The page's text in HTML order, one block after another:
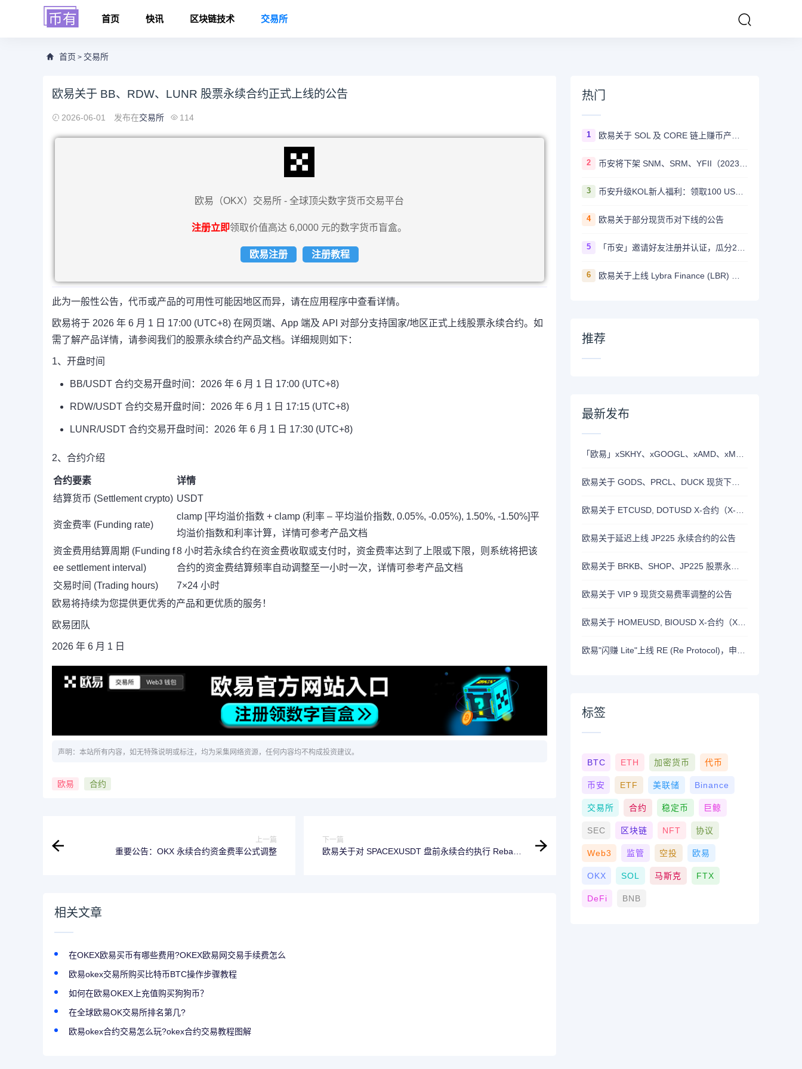
首页 快讯 区块链技术 交易所
首页 > 交易所
欧易关于 BB、RDW、LUNR 股票永续合约正式上线的公告
2026-06-01 发布在交易所 114
欧易（OKX）交易所 - 全球顶尖数字货币交易平台
注册立即领取价值高达 6,0000 元的数字货币盲盒。
欧易注册 注册教程
此为一般性公告，代币或产品的可用性可能因地区而异，请在应用程序中查看详情。
欧易将于 2026 年 6 月 1 日 17:00 (UTC+8) 在网页端、App 端及 API 对部分支持国家/地区正式上线股票永续合约。如
需了解产品详情，请参阅我们的股票永续合约产品文档。详细规则如下：
1、开盘时间
BB/USDT 合约交易开盘时间：2026 年 6 月 1 日 17:00 (UTC+8)
RDW/USDT 合约交易开盘时间：2026 年 6 月 1 日 17:15 (UTC+8)
LUNR/USDT 合约交易开盘时间：2026 年 6 月 1 日 17:30 (UTC+8)
2、合约介绍
合约要素
详情
结算货币 (Settlement crypto) USDT
资金费率 (Funding rate)
clamp [平均溢价指数 + clamp (利率 – 平均溢价指数, 0.05%, -0.05%), 1.50%, -1.50%]平
均溢价指数和利率计算，详情可参考产品文档
资金费用结算周期 (Funding f
ee settlement interval)
8 小时若永续合约在资金费收取或支付时，资金费率达到了上限或下限，则系统将把该
合约的资金费结算频率自动调整至一小时一次，详情可参考产品文档
交易时间 (Trading hours)
7×24 小时
欧易将持续为您提供更优秀的产品和更优质的服务！
欧易团队
2026 年 6 月 1 日
声明：本站所有内容，如无特殊说明或标注，均为采集网络资源，任何内容均不构成投资建议。
欧易 合约
上一篇
重要公告：OKX 永续合约资金费率公式调整
下一篇
欧易关于对 SPACEXUSDT 盘前永续合约执行 Rebase
相关文章
在OKEX欧易买币有哪些费用?OKEX欧易网交易手续费怎么
欧易okex交易所购买比特币BTC操作步骤教程
如何在欧易OKEX上充值购买狗狗币？
在全球欧易OK交易所排名第几?
欧易okex合约交易怎么玩?okex合约交易教程图解
热门
1
2
3 币安升级KOL新人福利：领取100 USDT迎新奖励
4 欧易关于部分现货币对下线的公告
5
6
推荐
最新发布
欧易关于延迟上线 JP225 永续合约的公告
欧易关于 VIP 9 现货交易费率调整的公告
标签
BTC ETH 加密货币 代币
币安 ETF 美联储 Binance
交易所 合约 稳定币 巨鲸
SEC 区块链 NFT 协议
Web3 监管 空投 欧易
OKX SOL 马斯克 FTX
DeFi BNB